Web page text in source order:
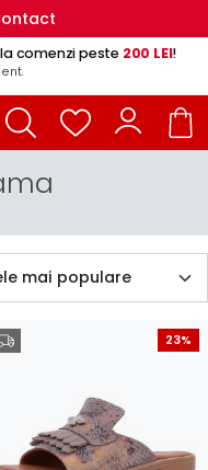
la comenzi peste 200 LEI!
23%